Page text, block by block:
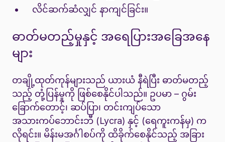
လိင်ဆက်ဆံလျှင် နာကျင်ခြင်း။
ဓာတ်မတည့်မှုနှင့် အရေပြားအခြေအနေ
များ
တချို့ထုတ်ကုန်များသည် ယားယံ နီရဲပြီး ဓာတ်မတည့်
သည့် တုံ့ပြန်မှုကို ဖြစ်စေနိုင်ပါသည်။ ဥပမာ – ဂွမ်း
ခြောက်တောင့်၊ ဆပ်ပြာ၊ တင်းကျပ်သော
အသားကပ်ဘောင်းဘီ (Lycra) နှင့် (ရေကူးကန်မှ) က
လိုရင်း။ မိန်းမအင်္ဂါစပ်ကို ထိခိုက်စေနိုင်သည့် အခြား